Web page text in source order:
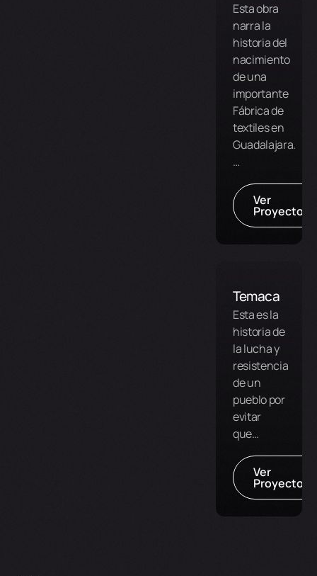
Esta obra
narra la
historia del
nacimiento
de una
importante
Fábrica de
textiles en
Guadalajara.
…
Ver
Proyecto
Temaca
Esta es la
historia de
la lucha y
resistencia
de un
pueblo por
evitar
que…
Ver
Proyecto